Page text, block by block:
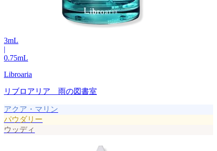
3mL
|
0.75mL
Libroaria
リブロアリア 雨の図書室
アクア・マリン
パウダリー
ウッディ